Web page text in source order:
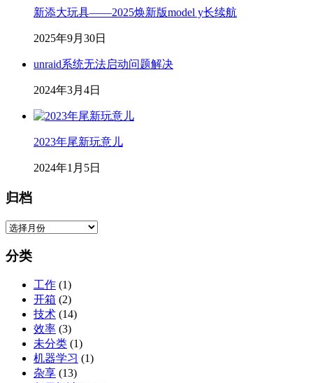
新添大玩具——2025焕新版model y长续航
2025年9月30日
unraid系统无法启动问题解决
2024年3月4日
2023年尾新玩意儿
2024年1月5日
归档
归
分类
工作 (1)
开箱 (2)
技术 (14)
效率 (3)
未分类 (1)
机器学习 (1)
杂享 (13)